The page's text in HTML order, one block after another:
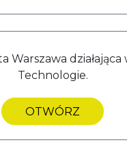
Warszawa
Technologie.
OTWÓRZ